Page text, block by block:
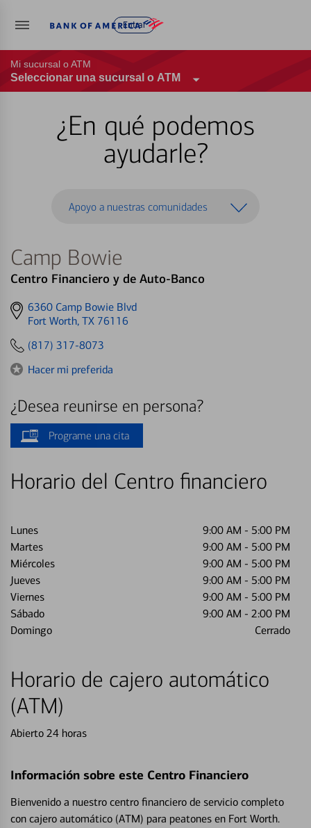
Entrar
Mi sucursal o ATM
Seleccionar una sucursal o ATM
¿En qué podemos
ayudarle?
Apoyo a nuestras comunidades
Camp Bowie
Centro Financiero y de Auto-Banco
Get
directions
6360 Camp Bowie Blvd
Fort Worth, TX 76116
(817) 317-8073
Hacer mi preferida
¿Desea reunirse en persona?
Programe una cita
Horario del Centro financiero
Lunes 9:00 AM - 5:00 PM
Martes
9:00 AM - 5:00 PM
Miércoles
9:00 AM - 5:00 PM
Jueves
9:00 AM - 5:00 PM
Viernes
9:00 AM - 5:00 PM
Sábado
9:00 AM - 2:00 PM
Domingo
Cerrado
Horario de cajero automático
(ATM)
Abierto 24 horas
Información sobre este Centro Financiero
Bienvenido a nuestro centro financiero de servicio completo
con cajero automático (ATM) para peatones en Fort Worth.